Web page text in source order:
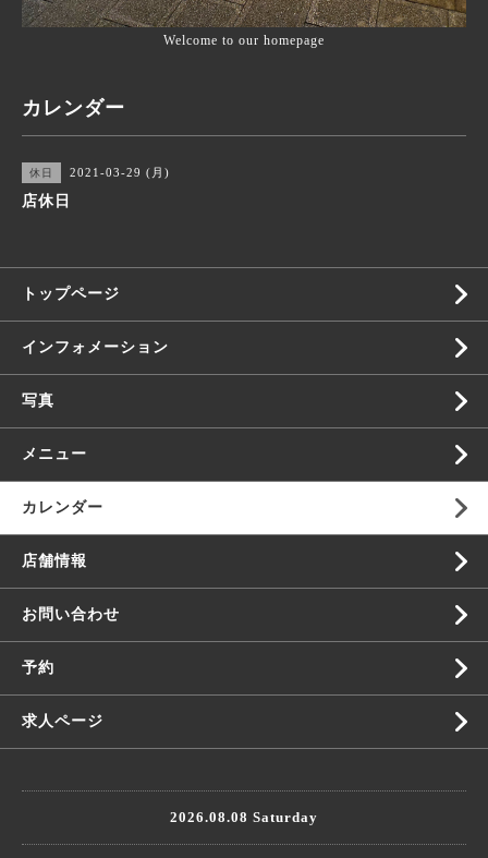
Welcome to our homepage
カレンダー
休日 2021-03-29 (月)
店休日
トップページ
インフォメーション
写真
メニュー
カレンダー
店舗情報
お問い合わせ
予約
求人ページ
2026.08.08 Saturday